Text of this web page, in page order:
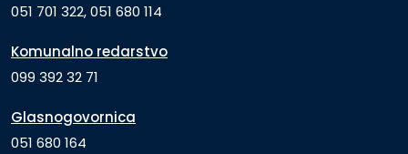
051 701 322, 051 680 114
Komunalno redarstvo
099 392 32 71
Glasnogovornica
051 680 164